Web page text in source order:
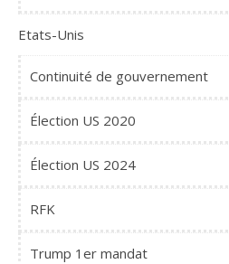
Etats-Unis
Continuité de gouvernement
Élection US 2020
Élection US 2024
RFK
Trump 1er mandat